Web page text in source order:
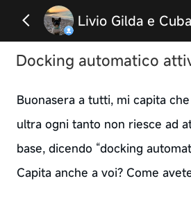
Livio Gilda e Cuba
Docking automatico
Buonasera a tutti, mi capita
ultra ogni tanto non riesce ad
base, dicendo “docking
Capita anche a voi? Come